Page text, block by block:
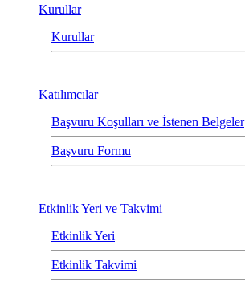
Kurullar
Kurullar
Katılımcılar
Başvuru Koşulları ve İstenen Belgeler
Başvuru Formu
Etkinlik Yeri ve Takvimi
Etkinlik Yeri
Etkinlik Takvimi